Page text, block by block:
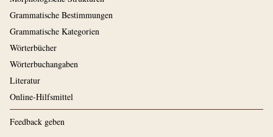
Grammatische Bestimmungen
Grammatische Kategorien
Wörterbücher
Wörterbuchangaben
Literatur
Online-Hilfsmittel
Feedback geben